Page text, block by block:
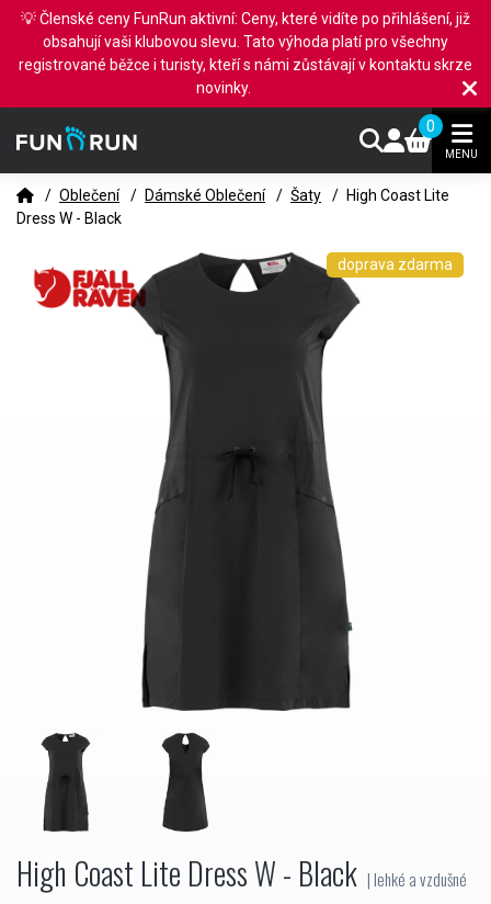
0
MENU
/ Oblečení / Dámské Oblečení / Šaty / High Coast Lite
Dress W - Black
doprava zdarma
High Coast Lite Dress W - Black | lehké a vzdušné
💡 Členské ceny FunRun aktivní: Ceny, které vidíte po přihlášení, již
obsahují vaši klubovou slevu. Tato výhoda platí pro všechny
registrované běžce i turisty, kteří s námi zůstávají v kontaktu skrze
novinky.